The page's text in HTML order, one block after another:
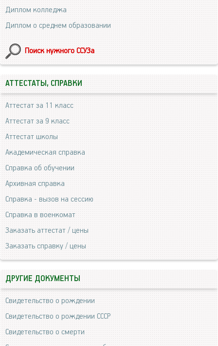
Диплом колледжа
Диплом о среднем образовании
Поиск нужного ССУЗа
АТТЕСТАТЫ, СПРАВКИ
Аттестат за 11 класс
Аттестат за 9 класс
Аттестат школы
Академическая справка
Справка об обучении
Архивная справка
Справка - вызов на сессию
Справка в военкомат
Заказать аттестат / цены
Заказать справку / цены
ДРУГИЕ ДОКУМЕНТЫ
Свидетельство о рождении
Свидетельство о рождении СССР
Свидетельство о смерти